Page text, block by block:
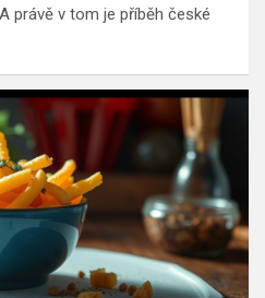
právě v tom je příběh české